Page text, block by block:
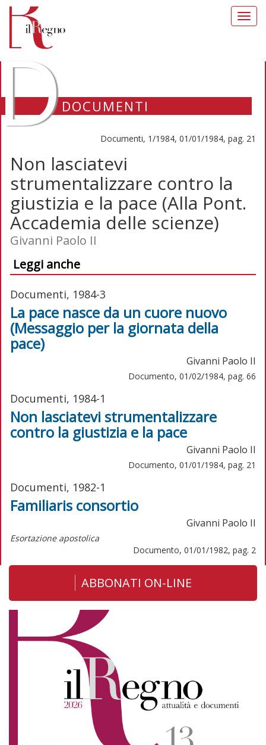
DOCUMENTI
Documenti, 1/1984, 01/01/1984, pag. 21
Non lasciatevi
strumentalizzare contro la
giustizia e la pace (Alla Pont.
Accademia delle scienze)
Givanni Paolo II
Leggi anche
Documenti, 1984-3
La pace nasce da un cuore nuovo
(Messaggio per la giornata della
pace)
Givanni Paolo II
Documento, 01/02/1984, pag. 66
Documenti, 1984-1
Non lasciatevi strumentalizzare
contro la giustizia e la pace
Givanni Paolo II
Documento, 01/01/1984, pag. 21
Documenti, 1982-1
Familiaris consortio
Givanni Paolo II
Esortazione apostolica
Documento, 01/01/1982, pag. 2
ABBONATI ON-LINE